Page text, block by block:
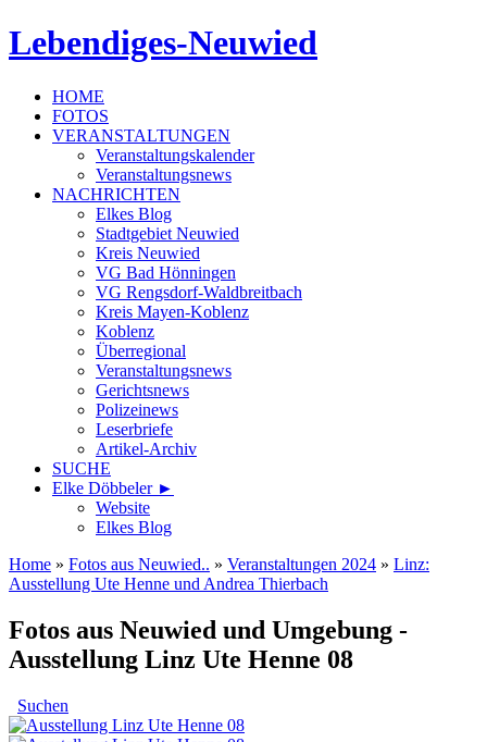
Lebendiges-Neuwied
HOME
FOTOS
VERANSTALTUNGEN
Veranstaltungskalender
Veranstaltungsnews
NACHRICHTEN
Elkes Blog
Stadtgebiet Neuwied
Kreis Neuwied
VG Bad Hönningen
VG Rengsdorf-Waldbreitbach
Kreis Mayen-Koblenz
Koblenz
Überregional
Veranstaltungsnews
Gerichtsnews
Polizeinews
Leserbriefe
Artikel-Archiv
SUCHE
Elke Döbbeler ►
Website
Elkes Blog
Home » Fotos aus Neuwied.. » Veranstaltungen 2024 » Linz:
Ausstellung Ute Henne und Andrea Thierbach
Fotos aus Neuwied und Umgebung -
Ausstellung Linz Ute Henne 08
Suchen